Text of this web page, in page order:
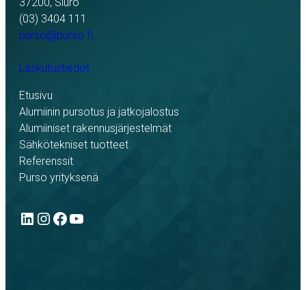
(03) 3404 111
purso@purso.fi
Laskutustiedot
Etusivu
Alumiinin pursotus ja jatkojalostus
Alumiiniset rakennusjärjestelmät
Sähkötekniset tuotteet
Referenssit
Purso yrityksenä
LinkedIn
Instagram
Facebook
YouTube